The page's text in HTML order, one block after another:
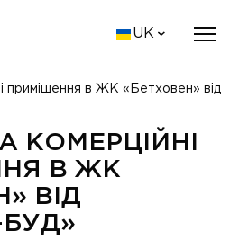
UK
приміщення в ЖК «Бетховен» від
КОМЕРЦІЙНІ
В ЖК
ВІД